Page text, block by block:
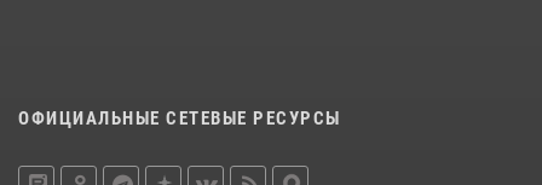
ОФИЦИАЛЬНЫЕ СЕТЕВЫЕ РЕСУРСЫ